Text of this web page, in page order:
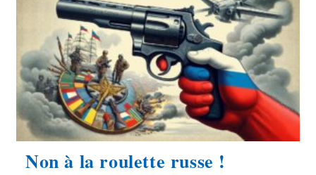
Les
Attaques
Menées
Par
Israël
Non à la roulette russe !